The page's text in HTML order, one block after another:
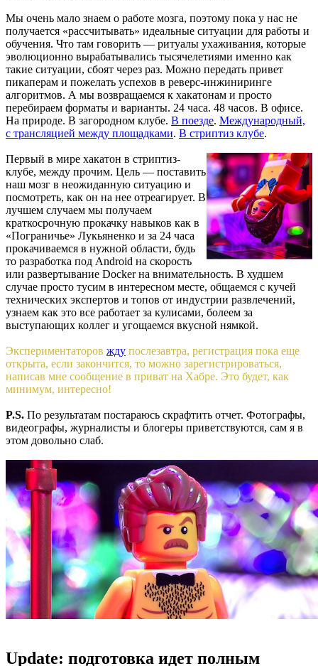
Мы очень мало знаем о работе мозга, поэтому пока у нас не
получается «рассчитывать» идеальные ситуации для работы и
обучения. Что там говорить — ритуалы ухаживания, которые
эволюционно вырабатывались тысячелетиями именно как
такие ситуации, сбоят через раз. Можно передать привет
пикаперам и пожелать успехов в реверс-инжиниринге
алгоритмов. А мы возвращаемся к хакатонам и просто
перебираем форматы и варианты. 24 часа. 48 часов. В офисе.
На природе. В загородном клубе. В поезде. Международный,
с трансляцией между площадками. В стриптиз клубе.
Первый в мире хакатон в стриптиз-
клубе, между прочим. Цель — поставить
наш мозг в неожиданную ситуацию и
посмотреть, как он на нее отреагирует. В
лучшем случаем мы получаем
краткосрочную прокачку навыков как в
«Пограничье» Лукьяненко и за 24 часа
прокачиваемся в нужной области, будь
то разработка под Android на скорость
или развертывание Docker на внимательность. В худшем
случае просто тусим в интересном месте, общаемся с кучей
технических экспертов и топов от индустрии развлечений,
узнаем как это все работает за кулисами, болеем за
выступающих коллег и угощаемся вкусной нямкой.
Экспериментаторов жду послезавтра, регистрация пока еще
открыта, если закончится, то можно зарегистрироваться,
написав мне сообщение в приват на Хабре. Это будет, как
минимум, интересно!
P.S. По результатам постараюсь скрафтить отчет. Фотографы,
видеографы, журналисты и блогеры приветствуются, сам я в
этом довольно слаб.
Update: подготовка идет полным